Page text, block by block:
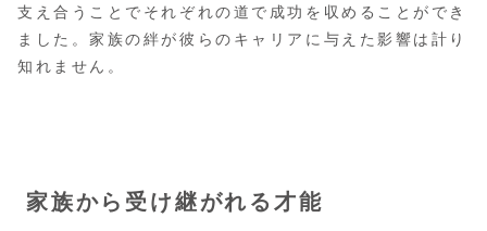
支え合うことでそれぞれの道で成功を収めることができ
ました。家族の絆が彼らのキャリアに与えた影響は計り
知れません。
家族から受け継がれる才能